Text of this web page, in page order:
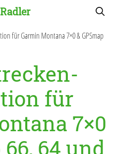
für Garmin Montana 7×0 & GPSmap
für
7×0
66, 64 und